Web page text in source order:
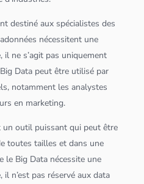
destiné aux spécialistes des
données nécessitent une
il ne s’agit pas uniquement
Big Data peut être utilisé par
notamment les analystes
en marketing.
un outil puissant qui peut être
toutes tailles et dans une
le Big Data nécessite une
il n’est pas réservé auxdata